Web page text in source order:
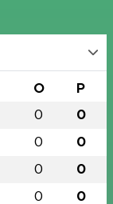
O P
0 0
0 0
0 0
0 0